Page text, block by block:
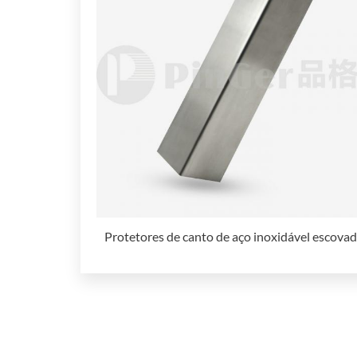
Protetores de canto de aço inoxidável